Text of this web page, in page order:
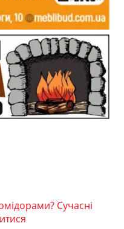
Сучасні